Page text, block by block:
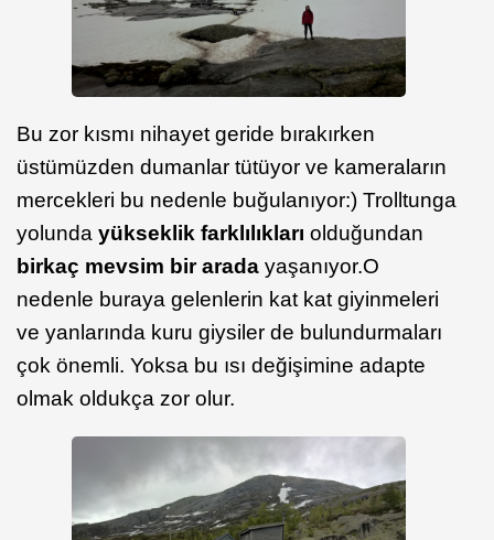
Bu zor kısmı nihayet geride bırakırken
üstümüzden dumanlar tütüyor ve kameraların
mercekleri bu nedenle buğulanıyor:) Trolltunga
yolunda yükseklik farklılıkları olduğundan
birkaç mevsim bir arada yaşanıyor.O
nedenle buraya gelenlerin kat kat giyinmeleri
ve yanlarında kuru giysiler de bulundurmaları
çok önemli. Yoksa bu ısı değişimine adapte
olmak oldukça zor olur.